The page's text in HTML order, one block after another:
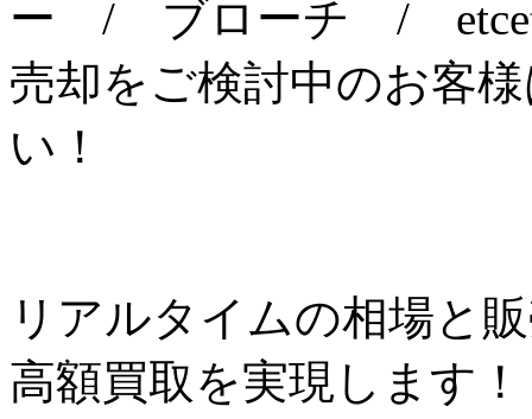
ー / ブローチ /
売却をご検討中のお客
い！
リアルタイムの相場と
高額買取を実現します！